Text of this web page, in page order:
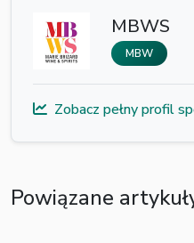
MBWS
MBW
Zobacz pełny profil
Powiązane